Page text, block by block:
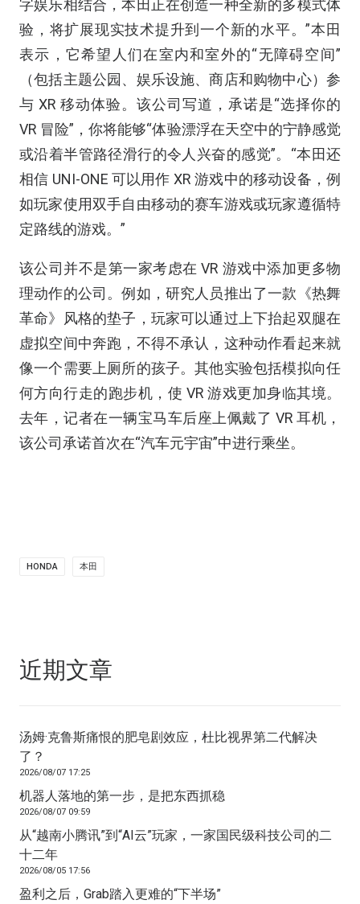
字娱乐相结合，本田正在创造一种全新的多模式体
验，将扩展现实技术提升到一个新的水平。”本田
表示，它希望人们在室内和室外的“无障碍空间”
（包括主题公园、娱乐设施、商店和购物中心）参
与 XR 移动体验。该公司写道，承诺是“选择你的
VR 冒险”，你将能够“体验漂浮在天空中的宁静感觉
或沿着半管路径滑行的令人兴奋的感觉”。“本田还
相信 UNI-ONE 可以用作 XR 游戏中的移动设备，例
如玩家使用双手自由移动的赛车游戏或玩家遵循特
定路线的游戏。”
该公司并不是第一家考虑在 VR 游戏中添加更多物
理动作的公司。例如，研究人员推出了一款《热舞
革命》风格的垫子，玩家可以通过上下抬起双腿在
虚拟空间中奔跑，不得不承认，这种动作看起来就
像一个需要上厕所的孩子。其他实验包括模拟向任
何方向行走的跑步机，使 VR 游戏更加身临其境。
去年，记者在一辆宝马车后座上佩戴了 VR 耳机，
该公司承诺首次在“汽车元宇宙”中进行乘坐。
HONDA 本田
近期文章
汤姆·克鲁斯痛恨的肥皂剧效应，杜比视界第二代解决
了？
2026/08/07 17:25
机器人落地的第一步，是把东西抓稳
2026/08/07 09:59
从“越南小腾讯”到“AI云”玩家，一家国民级科技公司的二
十二年
2026/08/05 17:56
盈利之后，Grab踏入更难的“下半场”